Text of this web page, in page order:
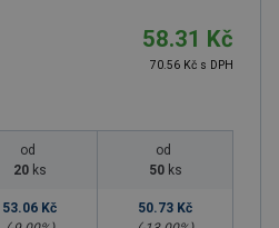
58.31 Kč
70.56 Kč s DPH
od
20 ks
53.06 Kč
od
50 ks
50.73 Kč